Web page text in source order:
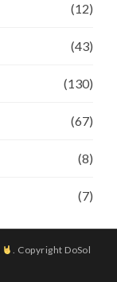
(12)
(43)
(130)
(67)
(8)
(7)
. Copyright DoSol